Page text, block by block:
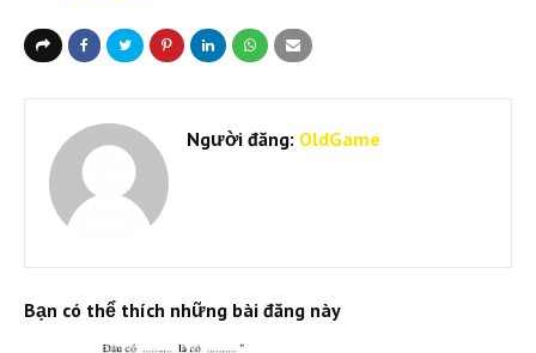
Người đăng: OldGame
Bạn có thể thích những bài đăng này